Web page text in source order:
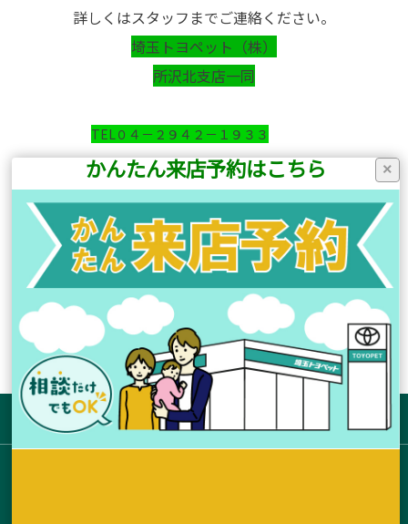
詳しくはスタッフまでご連絡ください。
埼玉トヨペット（株）
所沢北支店一同
TEL０４－２９４２－１９３３
前の記事へ
店舗ブログ一覧に戻る
次の記事へ
サイトマップ
×
かんたん来店予約はこちら